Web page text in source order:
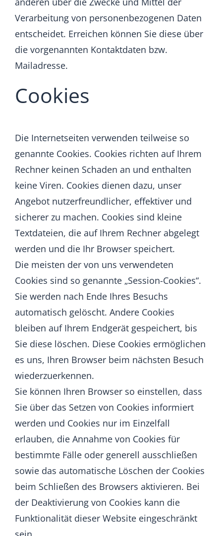
Verarbeitung von personenbezogenen Daten
entscheidet. Erreichen können Sie diese über
die vorgenannten Kontaktdaten bzw.
Mailadresse.
Cookies
Die Internetseiten verwenden teilweise so
genannte Cookies. Cookies richten auf Ihrem
Rechner keinen Schaden an und enthalten
keine Viren. Cookies dienen dazu, unser
Angebot nutzerfreundlicher, effektiver und
sicherer zu machen. Cookies sind kleine
Textdateien, die auf Ihrem Rechner abgelegt
werden und die Ihr Browser speichert.
Die meisten der von uns verwendeten
Cookies sind so genannte „Session-Cookies“.
Sie werden nach Ende Ihres Besuchs
automatisch gelöscht. Andere Cookies
bleiben auf Ihrem Endgerät gespeichert, bis
Sie diese löschen. Diese Cookies ermöglichen
es uns, Ihren Browser beim nächsten Besuch
wiederzuerkennen.
Sie können Ihren Browser so einstellen, dass
Sie über das Setzen von Cookies informiert
werden und Cookies nur im Einzelfall
erlauben, die Annahme von Cookies für
bestimmte Fälle oder generell ausschließen
sowie das automatische Löschen der Cookies
beim Schließen des Browsers aktivieren. Bei
der Deaktivierung von Cookies kann die
Funktionalität dieser Website eingeschränkt